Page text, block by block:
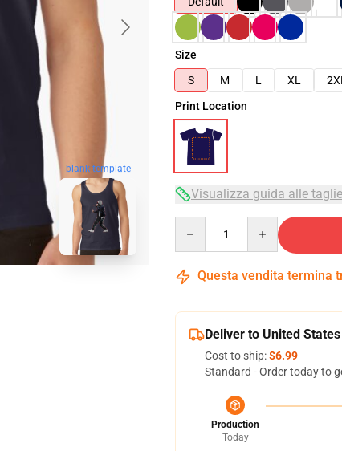
blank template
Size
S
M L XL
Print Location
Visualizza guida alle taglie
Questa vendita termina
Deliver to United States
Cost to ship:$6.99
Standard - Order today to
Production
Today